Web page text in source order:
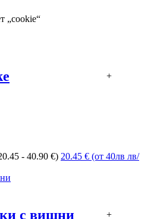
„cookie“
+
- 40.90 €) 20.45 € (от 40лв лв/
с вишни +